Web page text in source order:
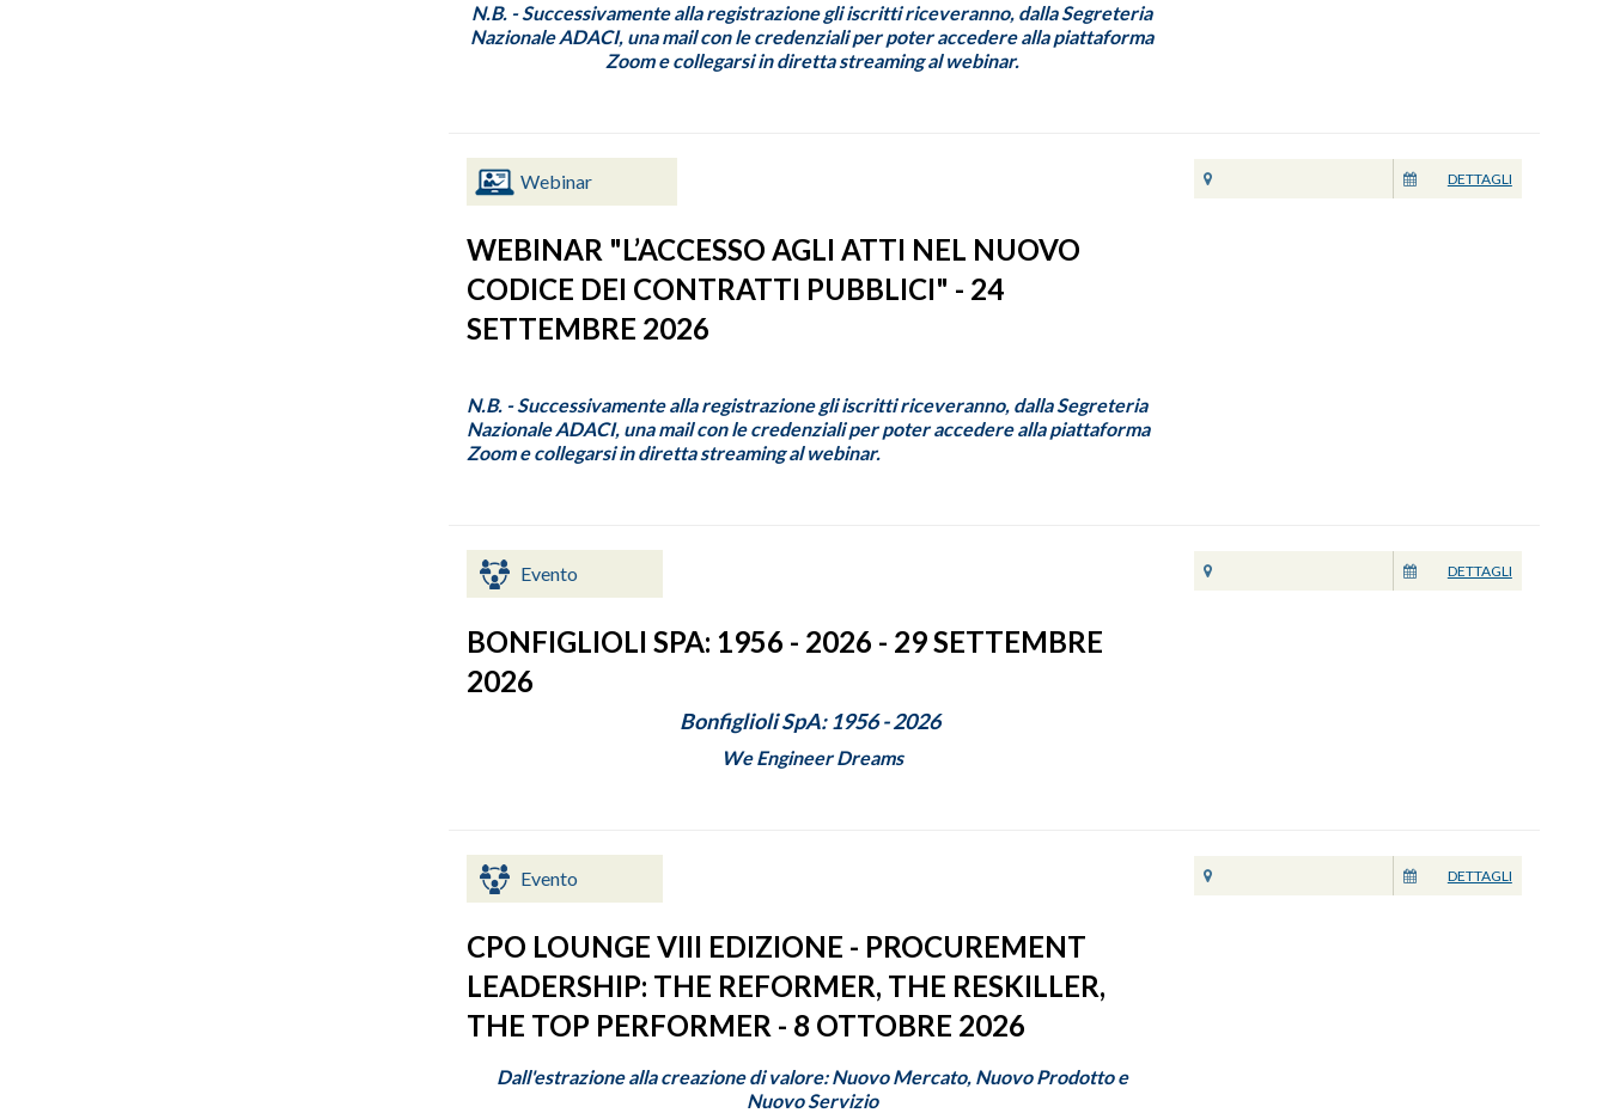
N.B. - Successivamente alla registrazione gli iscritti riceveranno, dalla Segreteria
Nazionale ADACI, una mail con le credenziali per poter accedere alla piattaforma
Zoom e collegarsi in diretta streaming al webinar.
Webinar
WEBINAR "L’ACCESSO AGLI ATTI NEL NUOVO
CODICE DEI CONTRATTI PUBBLICI" - 24
SETTEMBRE 2026
N.B. - Successivamente alla registrazione gli iscritti riceveranno, dalla Segreteria
Nazionale ADACI, una mail con le credenziali per poter accedere alla piattaforma
Zoom e collegarsi in diretta streaming al webinar.
DETTAGLI
Evento
BONFIGLIOLI SPA: 1956 - 2026 - 29 SETTEMBRE
2026
Bonfiglioli SpA: 1956 - 2026
We Engineer Dreams
DETTAGLI
Evento
CPO LOUNGE VIII EDIZIONE - PROCUREMENT
LEADERSHIP: THE REFORMER, THE RESKILLER,
THE TOP PERFORMER - 8 OTTOBRE 2026
Dall'estrazione alla creazione di valore: Nuovo Mercato, Nuovo Prodotto e
Nuovo Servizio
DETTAGLI